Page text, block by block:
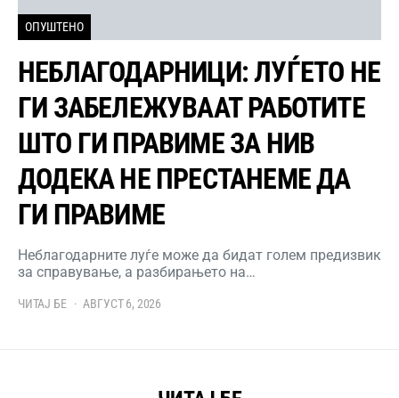
ОПУШТЕНО
НЕБЛАГОДАРНИЦИ: ЛУЃЕТО НЕ
ГИ ЗАБЕЛЕЖУВААТ РАБОТИТЕ
ШТО ГИ ПРАВИМЕ ЗА НИВ
ДОДЕКА НЕ ПРЕСТАНЕМЕ ДА
ГИ ПРАВИМЕ
Неблагодарните луѓе може да бидат голем предизвик
за справување, а разбирањето на…
ЧИТАЈ БЕ АВГУСТ 6, 2026